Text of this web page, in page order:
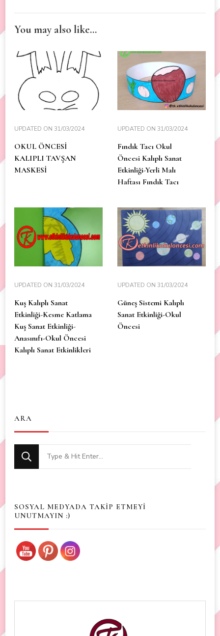
You may also like...
UPDATED ON 31/03/2024
OKUL ÖNCESİ
KALIPLI TAVŞAN
MASKESİ
UPDATED ON 31/03/2024
Fındık Tacı Okul
Öncesi Kalıplı Sanat
Etkinliği-Yerli Malı
Haftası Fındık Tacı
UPDATED ON 31/03/2024
Kuş Kalıplı Sanat
Etkinliği-Kesme Katlama
Kuş Sanat Etkinliği-
Anasınıfı-Okul Öncesi
Kalıplı Sanat Etkinlikleri
UPDATED ON 31/03/2024
Güneş Sistemi Kalıplı
Sanat Etkinliği-Okul
Öncesi
ARA
Looking
for
SOSYAL MEDYADA TAKİP ETMEYİ
UNUTMAYIN :)